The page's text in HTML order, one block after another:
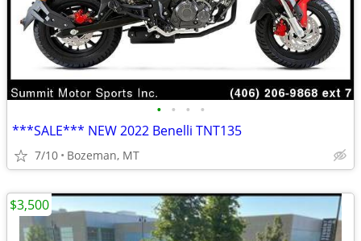
• • • •
***SALE*** NEW 2022 Benelli TNT135
7/10 Bozeman, MT
$3,500